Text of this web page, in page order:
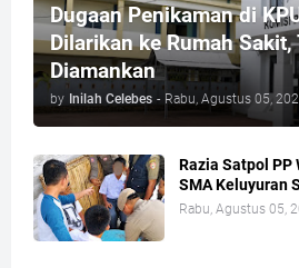
Dugaan Penikaman di
Dilarikan ke Rumah Sakit,
Diamankan
by Inilah Celebes - Rabu, Agustus 05,
Razia Satpol PP
SMA Keluyuran
Rabu, Agustus 05,